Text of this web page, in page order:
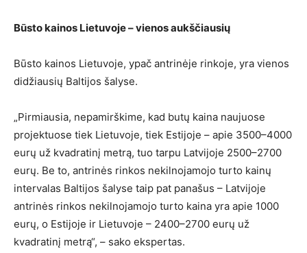
Būsto kainos Lietuvoje – vienos aukščiausių
Būsto kainos Lietuvoje, ypač antrinėje rinkoje, yra vienos
didžiausių Baltijos šalyse.
„Pirmiausia, nepamirškime, kad butų kaina naujuose
projektuose tiek Lietuvoje, tiek Estijoje – apie 3500–4000
eurų už kvadratinį metrą, tuo tarpu Latvijoje 2500–2700
eurų. Be to, antrinės rinkos nekilnojamojo turto kainų
intervalas Baltijos šalyse taip pat panašus – Latvijoje
antrinės rinkos nekilnojamojo turto kaina yra apie 1000
eurų, o Estijoje ir Lietuvoje – 2400–2700 eurų už
kvadratinį metrą“, – sako ekspertas.